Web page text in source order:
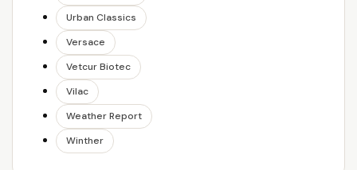
Urban Classics
Versace
Vetcur Biotec
Vilac
Weather Report
Winther